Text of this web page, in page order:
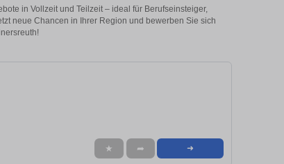
in Vollzeit und Teilzeit – ideal für Berufseinsteiger,
neue Chancen in Ihrer Region und bewerben Sie sich
★ ➦ ➜